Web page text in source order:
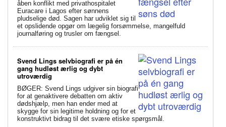
åben konflikt med privathospitalet
Euracare i Lagos efter sønnens
pludselige død. Sagen har udviklet sig til
et opslidende opgør om lægelig forsømmelse, mangelfuld
journalføring og trusler om fængsel.
Svend Lings selvbiografi er på én
gang hudløst ærlig og dybt
utroværdig
BØGER: Svend Lings udgiver sin biografi
for at genaktivere debatten om aktiv
dødshjælp, men han ender med at
skygge for sin legitime holdning og for et
konstruktivt bidrag til det svære etiske spørgsmål.